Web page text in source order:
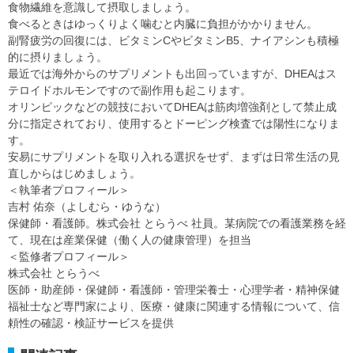
食物繊維を意識して摂取しましょう。
食べるときはゆっくりよく噛むと内臓に負担がかかりません。
副腎疲労の回復には、ビタミンCやビタミンB5、ナイアシンも積極
的に摂りましょう。
最近では海外からのサプリメントも出回っていますが、DHEAはス
テロイドホルモンですので副作用も起こります。
オリンピックなどの競技においてDHEAは筋肉増強剤として禁止成
分に指定されており、使用するとドーピング検査では陽性になりま
す。
安易にサプリメントを取り入れる選択をせず、まずは日常生活の見
直しからはじめましょう。
＜執筆者プロフィール＞
吉村 佑奈（よしむら・ゆうな）
保健師・看護師。株式会社 とらうべ 社員。某病院での看護業務を経
て、現在は産業保健（働く人の健康管理）を担当
＜監修者プロフィール＞
株式会社 とらうべ
医師・助産師・保健師・看護師・管理栄養士・心理学者・精神保健
福祉士など専門家により、医療・健康に関連する情報について、信
頼性の確認・検証サービスを提供